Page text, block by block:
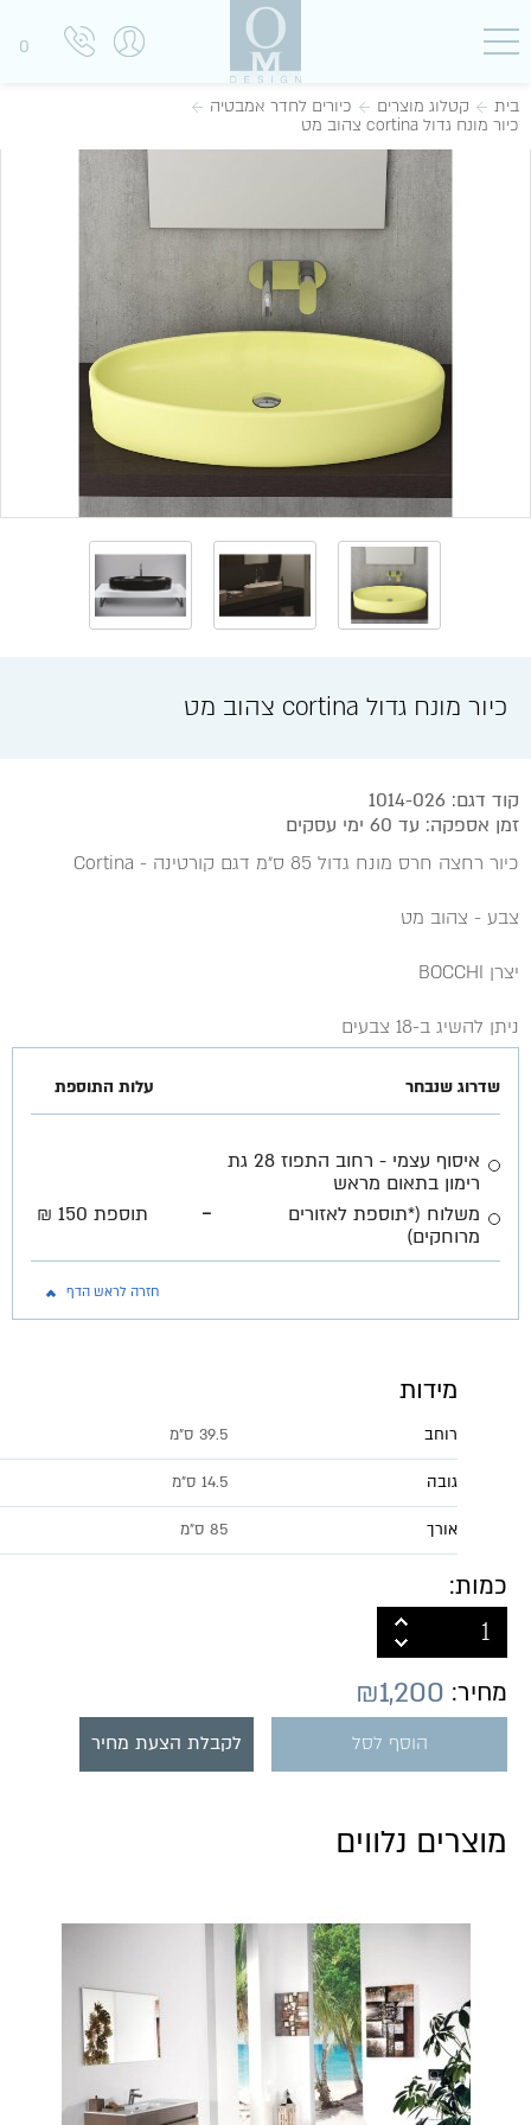
0
בית קטלוג מוצרים
כיורים לחדר אמבטיה
כיור מונח גדול cortina צהוב מט
כיור מונח גדול cortina צהוב מט
קוד דגם: 1014-026
זמן אספקה: עד 60 ימי עסקים
כיור רחצה חרס מונח גדול 85 ס״מ דגם קורטינה - Cortina
צבע - צהוב מט
יצרן BOCCHI
ניתן להשיג ב-18 צבעים
שדרוג שנבחר עלות התוספת
איסוף עצמי - רחוב התפוז 28 גת
רימון בתאום מראש
משלוח (*תוספת לאזורים
מרוחקים)
- תוספת 150 ₪
חזרה לראש הדף
מידות
רוחב 39.5 ס״מ
גובה 14.5 ס״מ
אורך 85 ס״מ
כמות:
מחיר: ₪1,200
הוסף לסל לקבלת הצעת מחיר
מוצרים נלווים